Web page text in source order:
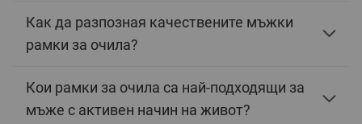
Как да разпозная качествените мъжки
рамки за очила?
Кои рамки за очила са най-подходящи за
мъже с активен начин на живот?